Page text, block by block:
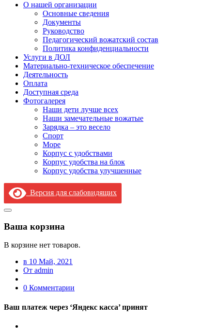
О нашей организации
Основные сведения
Документы
Руководство
Педагогический вожатский состав
Политика конфиденциальности
Услуги в ДОЛ
Материально-техническое обеспечение
Деятельность
Оплата
Доступная среда​
Фотогалерея
Наши дети лучше всех
Наши замечательные вожатые
Зарядка – это весело
Спорт
Море
Корпус с удобствами
Корпус удобства на блок
Корпус удобства улучшенные
Версия для слабовидящих
Ваша корзина
В корзине нет товаров.
в 10 Май, 2021
От admin
0 Комментарии
Ваш платеж через ‘Яндекс касса’ принят